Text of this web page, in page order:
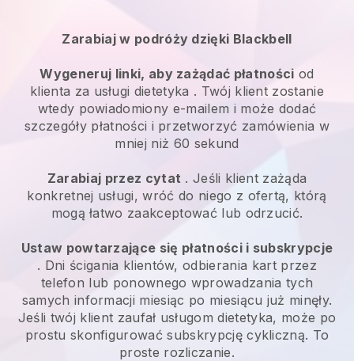
Zarabiaj w podróży dzięki Blackbell
Wygeneruj linki, aby zażądać płatności od
klienta za usługi dietetyka . Twój klient zostanie
wtedy powiadomiony e-mailem i może dodać
szczegóły płatności i przetworzyć zamówienia w
mniej niż 60 sekund
Zarabiaj przez cytat . Jeśli klient zażąda
konkretnej usługi, wróć do niego z ofertą, którą
mogą łatwo zaakceptować lub odrzucić.
Ustaw powtarzające się płatności i subskrypcje
. Dni ścigania klientów, odbierania kart przez
telefon lub ponownego wprowadzania tych
samych informacji miesiąc po miesiącu już minęły.
Jeśli twój klient zaufał usługom dietetyka, może po
prostu skonfigurować subskrypcję cykliczną. To
proste rozliczanie.